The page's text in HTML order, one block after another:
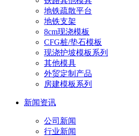
地铁疏散平台
地铁支架
8cm现浇模板
CFG桩/垫石模板
现浇护坡模板系列
其他模具
外贸定制产品
房建模板系列
新闻资讯
公司新闻
行业新闻